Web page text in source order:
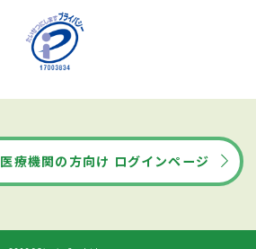
医療機関の方向け ログインページ